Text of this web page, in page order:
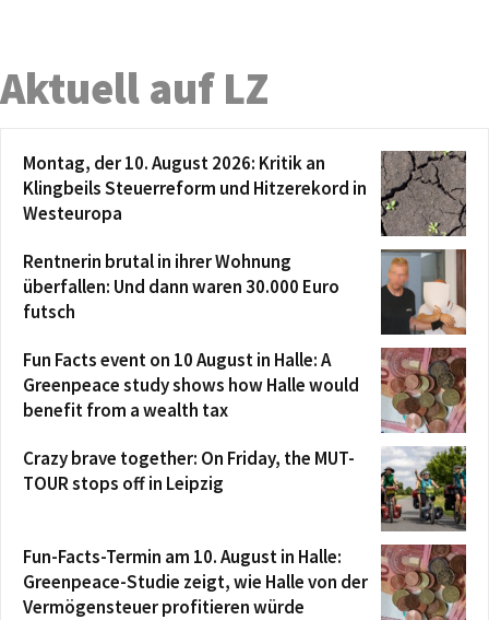
Aktuell auf LZ
Montag, der 10. August 2026: Kritik an
Klingbeils Steuerreform und Hitzerekord in
Westeuropa
Rentnerin brutal in ihrer Wohnung
überfallen: Und dann waren 30.000 Euro
futsch
Fun Facts event on 10 August in Halle: A
Greenpeace study shows how Halle would
benefit from a wealth tax
Crazy brave together: On Friday, the MUT-
TOUR stops off in Leipzig
Fun-Facts-Termin am 10. August in Halle:
Greenpeace-Studie zeigt, wie Halle von der
Vermögensteuer profitieren würde